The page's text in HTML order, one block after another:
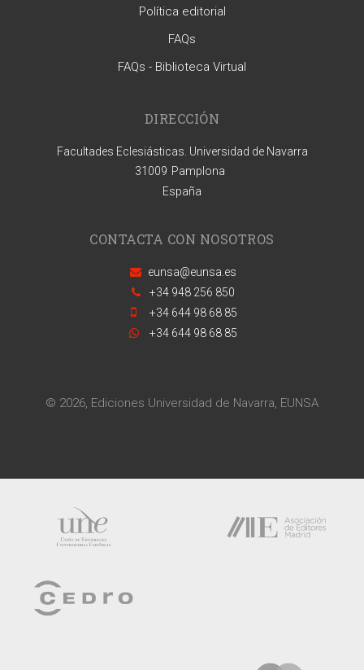
Política editorial
FAQs
FAQs - Biblioteca Virtual
DIRECCIÓN
Facultades Eclesiásticas. Universidad de Navarra
31009 Pamplona
España
CONTACTA CON NOSOTROS
eunsa@eunsa.es
+34 948 256 850
+34 644 98 68 85
+34 644 98 68 85
© 2026, Ediciones Universidad de Navarra, EUNSA